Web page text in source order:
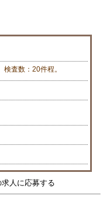
検査数：20件程。